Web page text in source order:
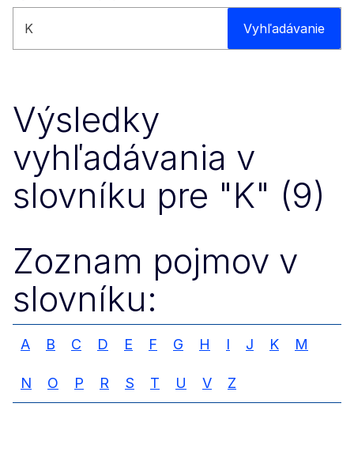
Vyhľadávať na týchto stránkach Vyhľadávanie
Výsledky
vyhľadávania v
slovníku pre "K" (9)
Zoznam pojmov v
slovníku:
A B C D E F G H I J K M
N O P R S T U V Z